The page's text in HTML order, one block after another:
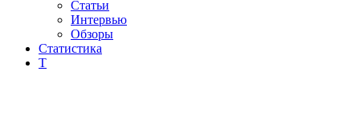
Статьи
Интервью
Обзоры
Статистика
Т